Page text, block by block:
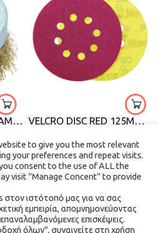
ΣΥΡΜΑΤΟΒΟΥΡΤΣΑ ΚΑΜΠΑΝΑ ΔΡΑΠΑΝΟΥ ΜΕ ΑΞΟΝΑΚΙ F.F GROUP VELCRO DISC RED 125MM, 8 HOLES MORRIS
40
60
150
220
QUICK VIEW
to give you the most relevant
your preferences and repeat visits.
consent to the use of ALL the
visit "Manage Concent" to provide
στον ιστότοπό μας για να σας
εμπειρία, απομνημονεύοντας
επισκέψεις.
όλων", συναινείτε στη χρήση